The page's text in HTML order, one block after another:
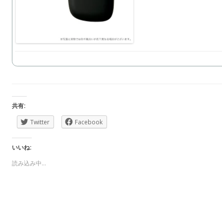
共有:
Twitter
Facebook
いいね:
読み込み中…